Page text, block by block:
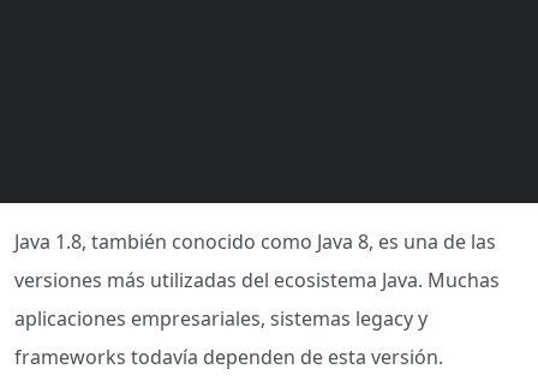
Java 1.8, también conocido como Java 8, es una de las
versiones más utilizadas del ecosistema Java. Muchas
aplicaciones empresariales, sistemas legacy y
frameworks todavía dependen de esta versión.